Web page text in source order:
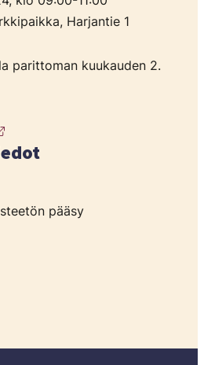
Harjantie 1
parittoman kuukauden 2.
pääsy